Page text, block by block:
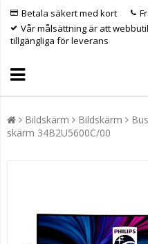
Betala säkert med kort
Vår målsättning är att
tillgängliga för leverans
Bildskärm Bildskärm
skärm 34B2U5600C/00